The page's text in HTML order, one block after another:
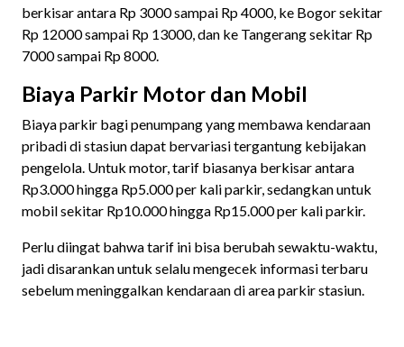
berkisar antara Rp 3000 sampai Rp 4000, ke Bogor sekitar
Rp 12000 sampai Rp 13000, dan ke Tangerang sekitar Rp
7000 sampai Rp 8000.
Biaya Parkir Motor dan Mobil
Biaya parkir bagi penumpang yang membawa kendaraan
pribadi di stasiun dapat bervariasi tergantung kebijakan
pengelola. Untuk motor, tarif biasanya berkisar antara
Rp3.000 hingga Rp5.000 per kali parkir, sedangkan untuk
mobil sekitar Rp10.000 hingga Rp15.000 per kali parkir.
Perlu diingat bahwa tarif ini bisa berubah sewaktu-waktu,
jadi disarankan untuk selalu mengecek informasi terbaru
sebelum meninggalkan kendaraan di area parkir stasiun.